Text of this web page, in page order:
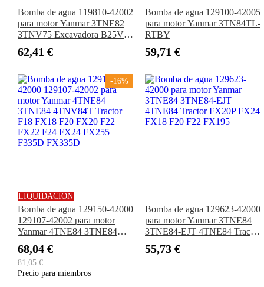
Bomba de agua 119810-42002
para motor Yanmar 3TNE82
3TNV75 Excavadora B25V
VIO35
62,41 €
Bomba de agua 129100-42005
para motor Yanmar 3TN84TL-
RTBY
59,71 €
-16%
LIQUIDACIÓN
Bomba de agua 129150-42000
129107-42002 para motor
Yanmar 4TNE84 3TNE84
F20 FX20 F22 FX22 F24
FX24 FX255 F335D FX335D
68,04 €
81,05 €
Precio para miembros
Bomba de agua 129623-42000
para motor Yanmar 3TNE84
3TNE84-EJT 4TNE84 Tractor
FX195
55,73 €